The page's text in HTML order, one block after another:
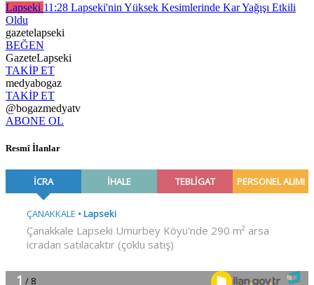
Lapseki 11:28 Lapseki'nin Yüksek Kesimlerinde Kar Yağışı Etkili
Oldu
gazetelapseki
BEĞEN
GazeteLapseki
TAKİP ET
medyabogaz
TAKİP ET
@bogazmedyatv
ABONE OL
Resmî İlanlar